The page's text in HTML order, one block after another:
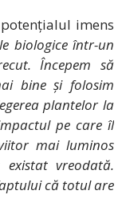
imens
biologice într-un
Începem să
bine și folosim
plantelor la
pe care îl
mai luminos
vreodată.
că totul are